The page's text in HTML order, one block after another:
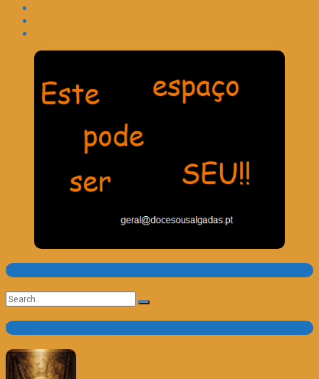
Pesquisa
Search
for:
Trailer e Poster do Dia